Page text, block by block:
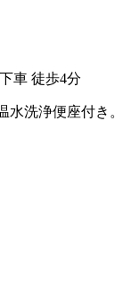
車 徒歩4分
水洗浄便座付き。